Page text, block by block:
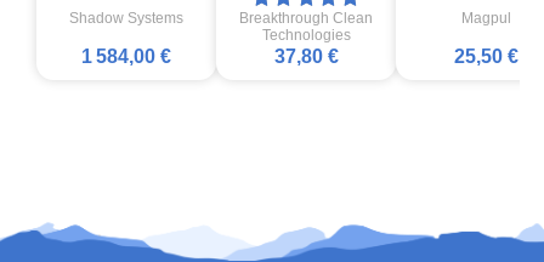
Shadow Systems
1 584,00 €
Breakthrough Clean
Technologies
37,80 €
Magpul
25,50 €